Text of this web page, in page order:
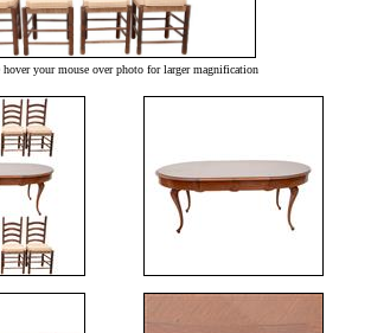
hover your mouse over photo for larger magnification